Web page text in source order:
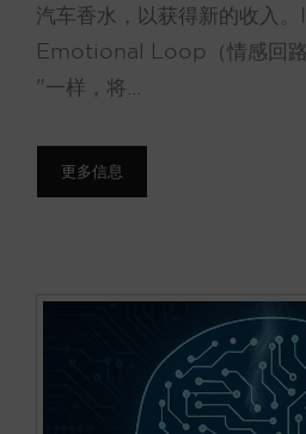
汽车香水，以获得新的收入
Emotional Loop（情感回
"一样，将...
更多信息